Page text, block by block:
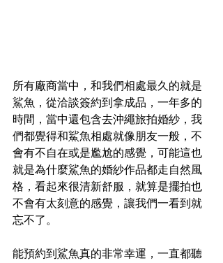
所有廠商當中，和我們相處最久的就是
鯊魚，從洽談簽約到拿成品，一年多的
時間，當中還包含去沖繩旅拍婚紗，我
們都覺得和鯊魚相處就像朋友一般，不
會有不自在或是尷尬的感覺，可能這也
就是為什麼鯊魚的婚紗作品都走自然風
格，看起來很清新舒服，就算是擺拍也
不會有太刻意的感覺，讓我們一看到就
忘不了。
能預約到鯊魚真的非常幸運，一直都聽